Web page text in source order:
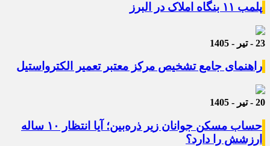
پلمب ۱۱ بنگاه املاک در البرز
23 - تیر - 1405
راهنمای جامع تشخیص مرکز معتبر تعمیر الکترواستیل
20 - تیر - 1405
حساب مسکن جوانان زیر ذره‌بین؛ آیا انتظار ۱۰ ساله
ارزشش را دارد؟